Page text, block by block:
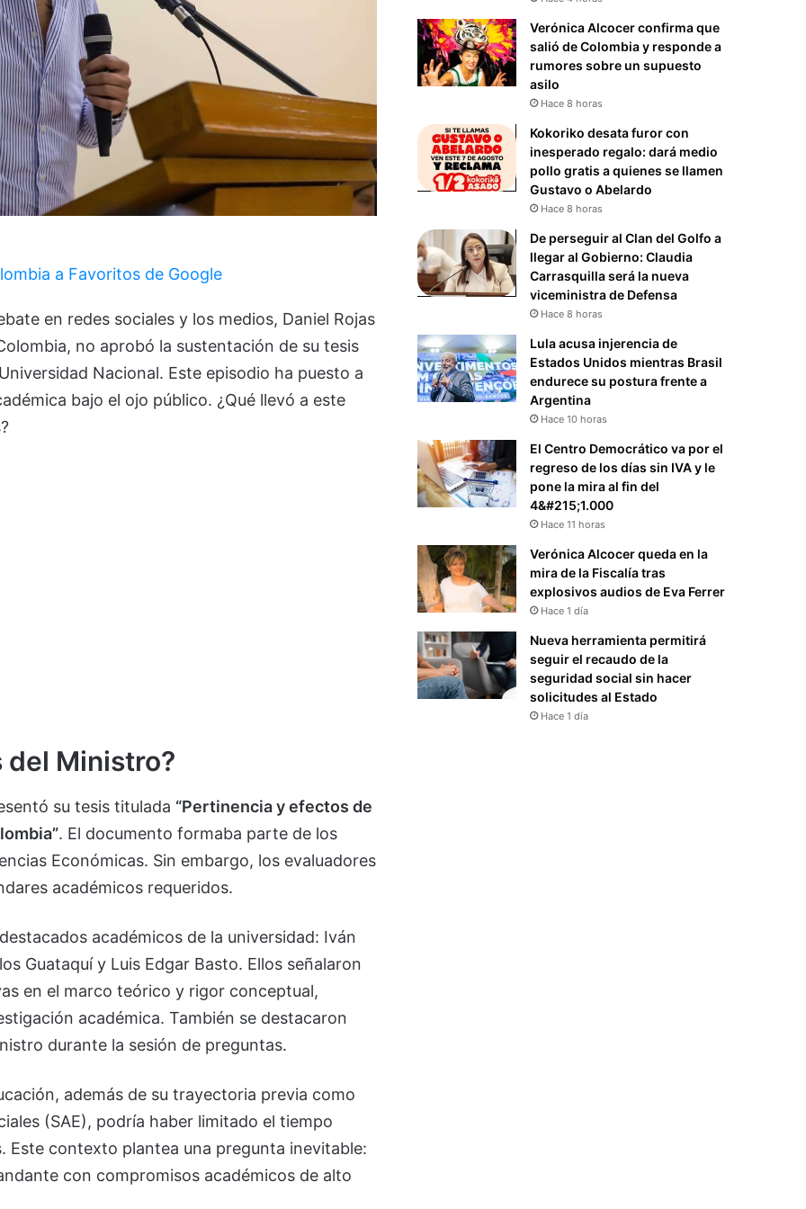
a Favoritos de Google
en redes sociales y los medios, Daniel Rojas
no aprobó la sustentación de su tesis
Nacional. Este episodio ha puesto a
bajo el ojo público. ¿Qué llevó a este
del Ministro?
su tesis titulada “Pertinencia y efectos de
. El documento formaba parte de los
Económicas. Sin embargo, los evaluadores
académicos requeridos.
académicos de la universidad: Iván
Guataquí y Luis Edgar Basto. Ellos señalaron
en el marco teórico y rigor conceptual,
académica. También se destacaron
durante la sesión de preguntas.
además de su trayectoria previa como
(SAE), podría haber limitado el tiempo
Este contexto plantea una pregunta inevitable:
con compromisos académicos de alto
Verónica Alcocer confirma que
salió de Colombia y responde a
rumores sobre un supuesto
asilo
Hace 8 horas
Kokoriko desata furor con
inesperado regalo: dará medio
pollo gratis a quienes se llamen
Gustavo o Abelardo
Hace 8 horas
De perseguir al Clan del Golfo a
llegar al Gobierno: Claudia
Carrasquilla será la nueva
viceministra de Defensa
Hace 8 horas
Lula acusa injerencia de
Estados Unidos mientras Brasil
endurece su postura frente a
Argentina
Hace 10 horas
El Centro Democrático va por el
regreso de los días sin IVA y le
pone la mira al fin del
4&#215;1.000
Hace 11 horas
Verónica Alcocer queda en la
mira de la Fiscalía tras
explosivos audios de Eva Ferrer
Hace 1 día
Nueva herramienta permitirá
seguir el recaudo de la
seguridad social sin hacer
solicitudes al Estado
Hace 1 día